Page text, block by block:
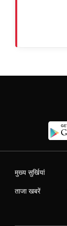
मुख्य सुर्खियां
ताजा खबरें